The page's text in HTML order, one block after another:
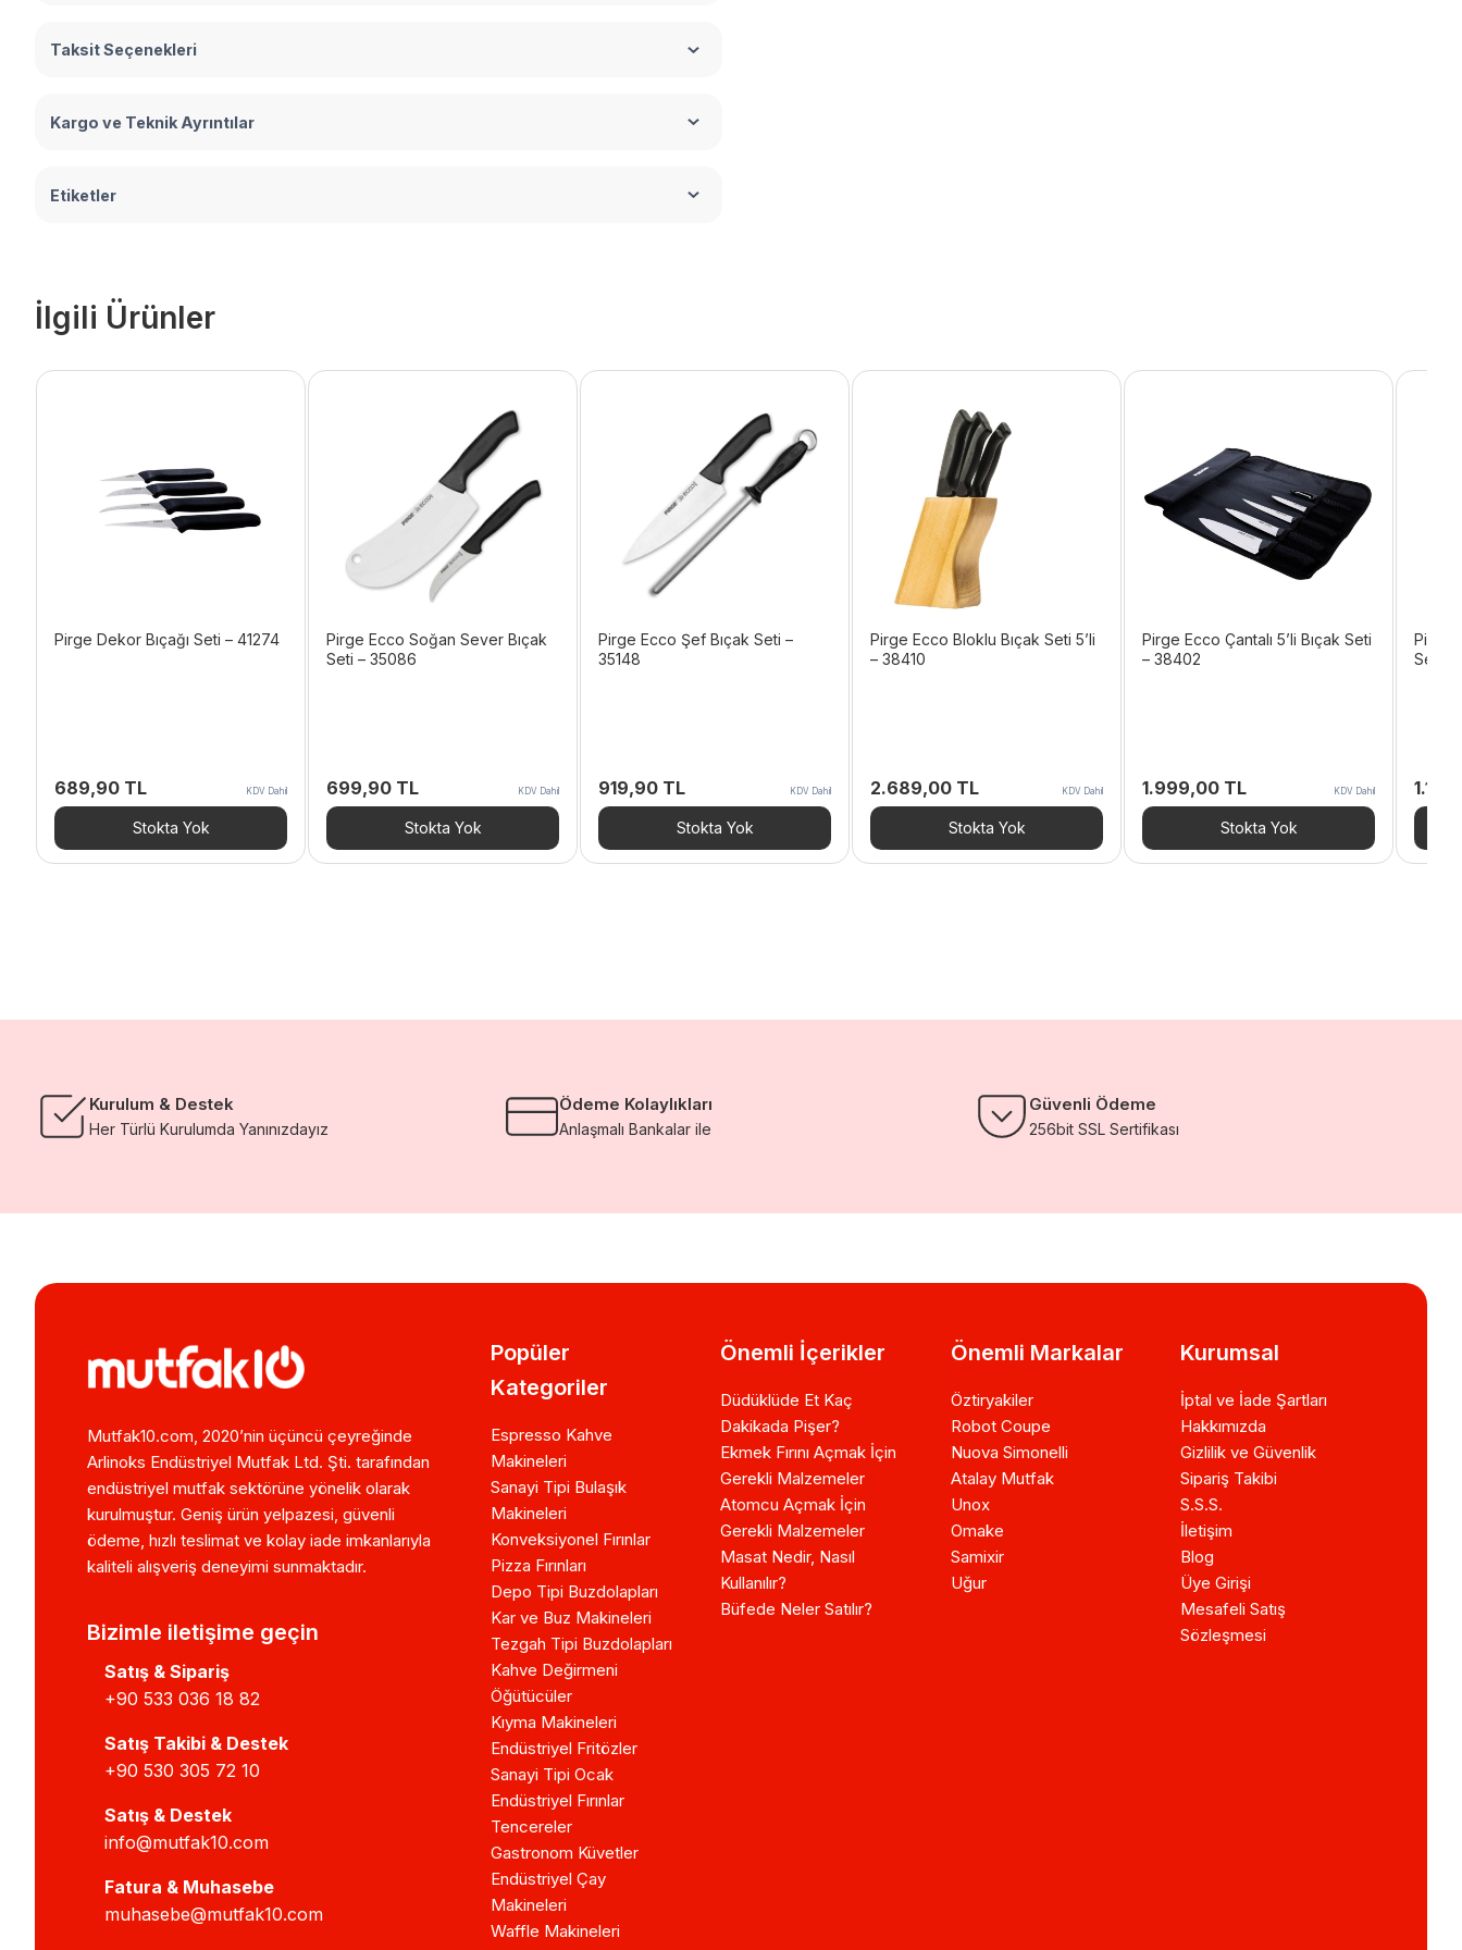
Taksit Seçenekleri
Kargo ve Teknik Ayrıntılar
Etiketler
İlgili Ürünler
Pirge Dekor Bıçağı Seti – 41274
689,90 TL KDV Dahil
Stokta Yok
Pirge Ecco Soğan Sever Bıçak
Seti – 35086
699,90 TL KDV Dahil
Stokta Yok
Pirge Ecco Şef Bıçak Seti –
35148
919,90 TL KDV Dahil
Stokta Yok
Pirge Ecco Bloklu Bıçak Seti 5’li
– 38410
2.689,00 TL KDV Dahil
Stokta Yok
Pirge Ecco Çantalı 5’li Bıçak Seti
– 38402
1.999,00 TL KDV Dahil
Stokta Yok
Pirge
Seti 3
Kurulum & Destek
Her Türlü Kurulumda Yanınızdayız
Ödeme Kolaylıkları
Anlaşmalı Bankalar ile
Güvenli Ödeme
256bit SSL Sertifikası
Mutfak10.com, 2020’nin üçüncü çeyreğinde
Arlinoks Endüstriyel Mutfak Ltd. Şti. tarafından
endüstriyel mutfak sektörüne yönelik olarak
kurulmuştur. Geniş ürün yelpazesi, güvenli
ödeme, hızlı teslimat ve kolay iade imkanlarıyla
kaliteli alışveriş deneyimi sunmaktadır.
Bizimle iletişime geçin
Satış & Sipariş
+90 533 036 18 82
Satış Takibi & Destek
+90 530 305 72 10
Satış & Destek
info@mutfak10.com
Fatura & Muhasebe
muhasebe@mutfak10.com
Popüler
Kategoriler
Espresso Kahve
Makineleri
Sanayi Tipi Bulaşık
Makineleri
Konveksiyonel Fırınlar
Pizza Fırınları
Depo Tipi Buzdolapları
Kar ve Buz Makineleri
Tezgah Tipi Buzdolapları
Kahve Değirmeni
Öğütücüler
Kıyma Makineleri
Endüstriyel Fritözler
Sanayi Tipi Ocak
Endüstriyel Fırınlar
Tencereler
Gastronom Küvetler
Endüstriyel Çay
Makineleri
Waffle Makineleri
Önemli İçerikler
Düdüklüde Et Kaç
Dakikada Pişer?
Ekmek Fırını Açmak İçin
Gerekli Malzemeler
Atomcu Açmak İçin
Gerekli Malzemeler
Masat Nedir, Nasıl
Kullanılır?
Büfede Neler Satılır?
Önemli Markalar
Öztiryakiler
Robot Coupe
Nuova Simonelli
Atalay Mutfak
Unox
Omake
Samixir
Uğur
Kurumsal
İptal ve İade Şartları
Hakkımızda
Gizlilik ve Güvenlik
Sipariş Takibi
S.S.S.
İletişim
Blog
Üye Girişi
Mesafeli Satış
Sözleşmesi